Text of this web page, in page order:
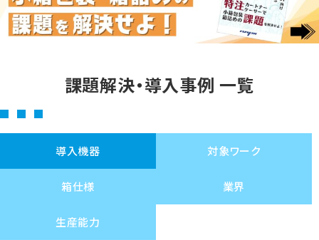
課題解決・導入事例 一覧
導入機器 対象ワーク
箱仕様 業界
生産能力